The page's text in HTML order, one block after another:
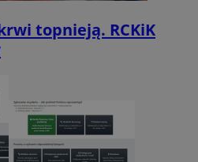
topnieją. RCKiK